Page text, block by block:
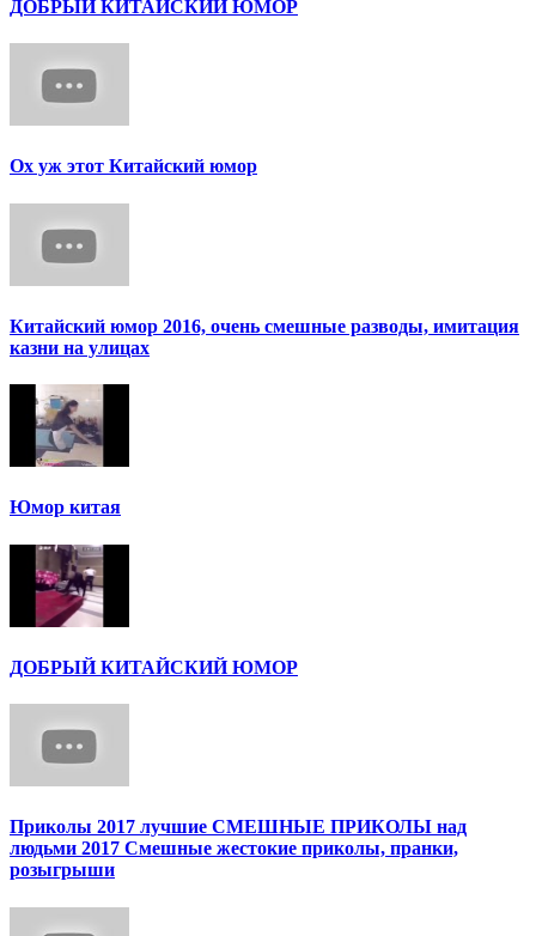
ДОБРЫЙ КИТАЙСКИЙ ЮМОР
Ох уж этот Китайский юмор
Китайский юмор 2016, очень смешные разводы, имитация
казни на улицах
Юмор китая
ДОБРЫЙ КИТАЙСКИЙ ЮМОР
Приколы 2017 лучшие СМЕШНЫЕ ПРИКОЛЫ над
людьми 2017 Смешные жестокие приколы, пранки,
розыгрыши